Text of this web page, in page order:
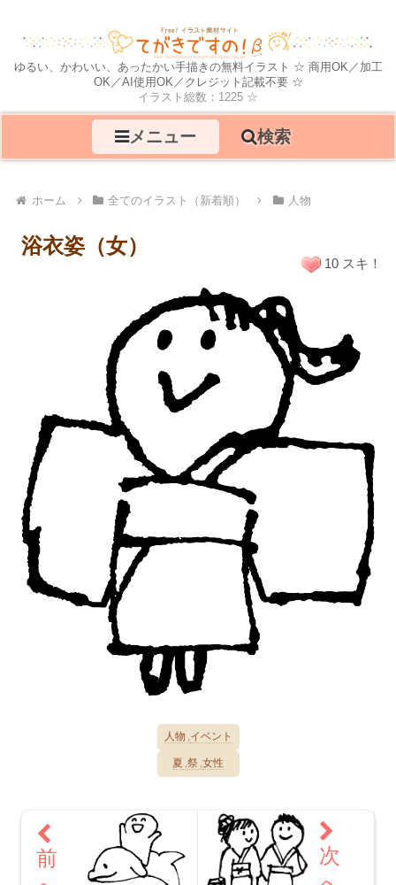
ゆるい、かわいい、あったかい手描きの無料イラスト ☆ 商用OK／加工
OK／AI使用OK／クレジット記載不要 ☆
イラスト総数：1225 ☆
メニュー 検索
ホーム 全てのイラスト（新着順） 人物
浴衣姿（女）
人物 イベント
夏 祭 女性
10 スキ！